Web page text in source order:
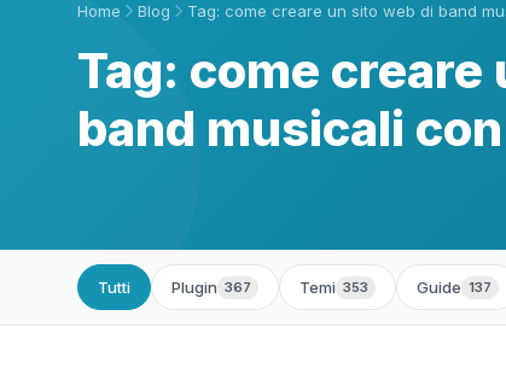
Home Blog Tag: come creare un sito web di band
Tag: come creare
band musicali
Tutti Plugin 367 Temi 353 Guide 137